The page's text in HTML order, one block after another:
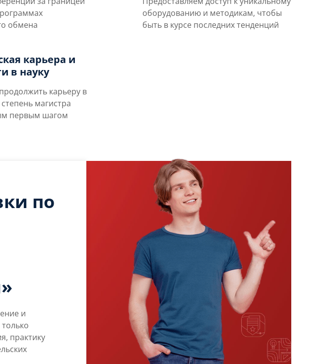
обмена
оборудованию и методикам, чтобы
быть в курсе последних тенденций
карьера и
в науку
карьеру в
магистра
первым шагом
по
и
практику